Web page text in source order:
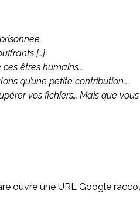
[…]
êtres humains….
qu’une petite contribution….
vos fichiers… Mais que
ouvre une URL Google